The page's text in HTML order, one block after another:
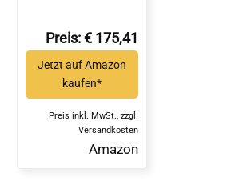
Preis: € 175,41
Jetzt auf Amazon
kaufen*
Preis inkl. MwSt., zzgl.
Versandkosten
Amazon